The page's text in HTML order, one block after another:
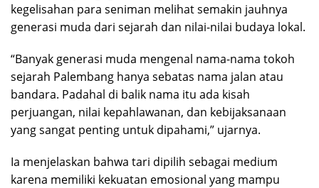
kegelisahan para seniman melihat semakin jauhnya
generasi muda dari sejarah dan nilai-nilai budaya lokal.
“Banyak generasi muda mengenal nama-nama tokoh
sejarah Palembang hanya sebatas nama jalan atau
bandara. Padahal di balik nama itu ada kisah
perjuangan, nilai kepahlawanan, dan kebijaksanaan
yang sangat penting untuk dipahami,” ujarnya.
Ia menjelaskan bahwa tari dipilih sebagai medium
karena memiliki kekuatan emosional yang mampu